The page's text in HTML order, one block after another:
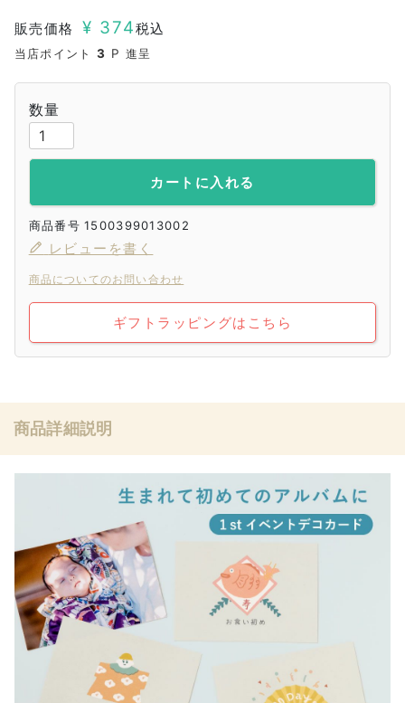
販売価格 ¥ 374税込
当店ポイント 3 P 進呈
カートに入れる
商品番号 1500399013002
レビューを書く
商品についてのお問い合わせ
ギフトラッピングはこちら
商品詳細説明